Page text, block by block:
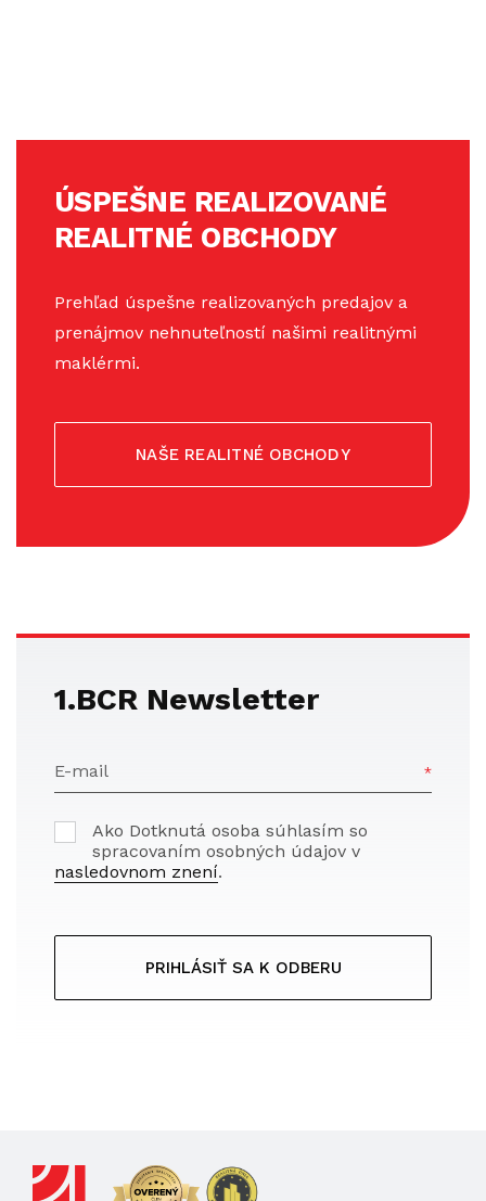
ÚSPEŠNE REALIZOVANÉ
REALITNÉ OBCHODY
Prehľad úspešne realizovaných predajov a
prenájmov nehnuteľností našimi realitnými
maklérmi.
NAŠE REALITNÉ OBCHODY
1.BCR Newsletter
E-mail
Ako Dotknutá osoba súhlasím so
spracovaním osobných údajov v
nasledovnom znení.
PRIHLÁSIŤ SA K ODBERU